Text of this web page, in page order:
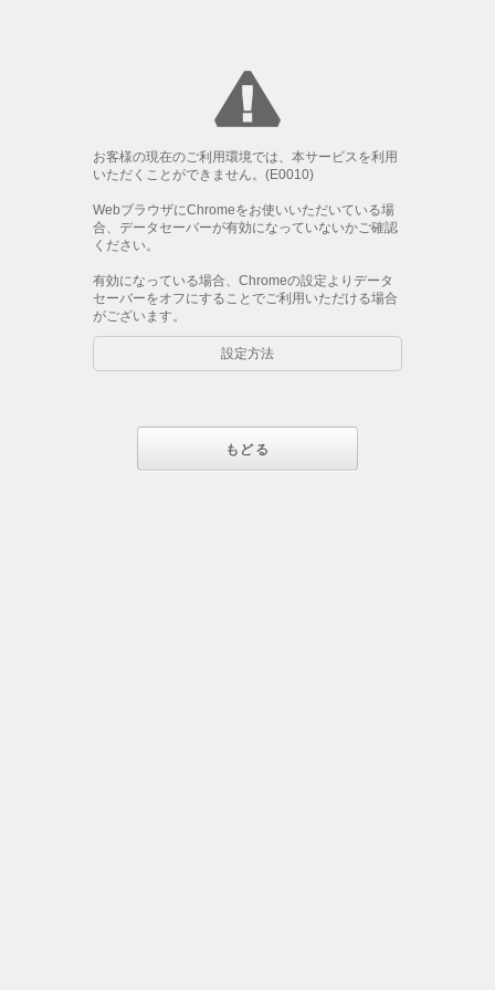
お客様の現在のご利用環境では、本サービスを利用
いただくことができません。(E0010)
WebブラウザにChromeをお使いいただいている場
合、データセーバーが有効になっていないかご確認
ください。
有効になっている場合、Chromeの設定よりデータ
セーバーをオフにすることでご利用いただける場合
がございます。
設定方法
もどる